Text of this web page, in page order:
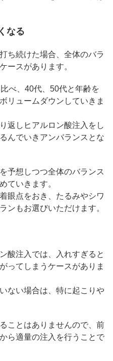
なる
ち続けた場合、全体のバラ
ースがあります。
べ、40代、50代と年齢を
リュームダウンしていきま
返しヒアルロン酸注入をし
んでいきアンバランスとな
予想しつつ全体のバランス
ていきます。
眼点をおき、たるみやシワ
ンもお選びいただけます。
酸注入では、入れすぎると
ってしまうケースがありま
ない場合は、特に起こりや
ことはありませんので、前
ら適量の注入を行うことで